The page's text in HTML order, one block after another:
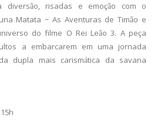
diversão, risadas e emoção com o
Matata – As Aventuras de Timão e
do filme O Rei Leão 3. A peça
a embarcarem em uma jornada
dupla mais carismática da savana